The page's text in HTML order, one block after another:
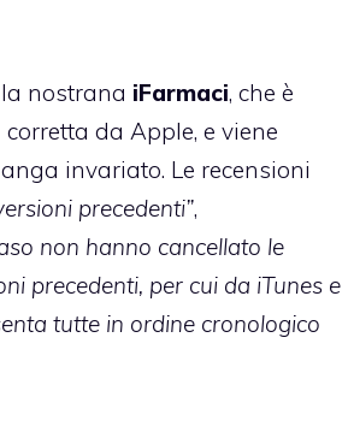
nostrana iFarmaci, che è
da Apple, e viene
invariato. Le recensioni
precedenti”,
non hanno cancellato le
precedenti, per cui da iTunes e
tutte in ordine cronologico